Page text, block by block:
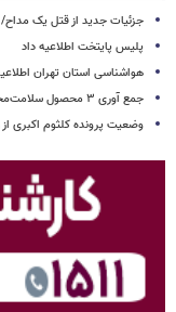
جزئیات جدید از قتل یک
پلیس پایتخت اطلاعیه داد
هواشناسی استان تهران
جمع آوری ۳ محصول سلامت‌محور از بازار/ اسامی
وضعیت پرونده کلثوم اکبری